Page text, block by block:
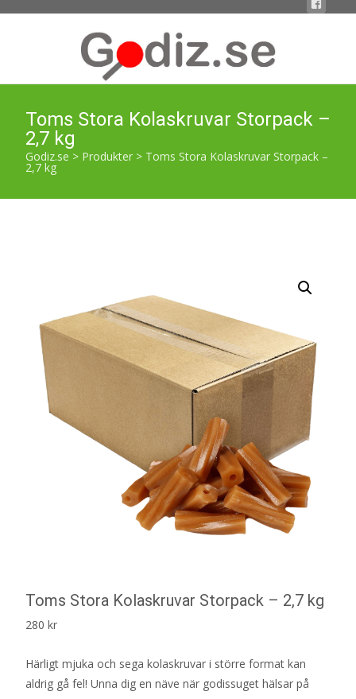
Toms Stora Kolaskruvar Storpack –
2,7 kg
Godiz.se > Produkter > Toms Stora Kolaskruvar Storpack –
2,7 kg
Toms Stora Kolaskruvar Storpack – 2,7 kg
280 kr
Härligt mjuka och sega kolaskruvar i större format kan
aldrig gå fel! Unna dig en näve när godissuget hälsar på